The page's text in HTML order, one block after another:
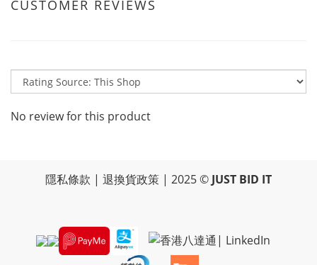
CUSTOMER REVIEWS
No review for this product
隱私條款 | 退換貨政策 | 2025 © JUST BID IT